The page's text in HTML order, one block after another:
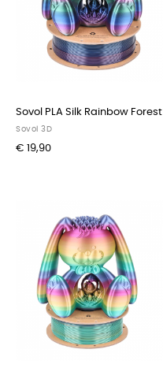
Sovol PLA Silk Rainbow Forest
Sovol 3D
€ 19,90